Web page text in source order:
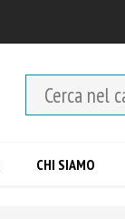
CHI SIAMO